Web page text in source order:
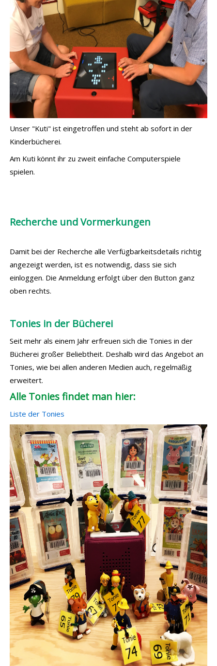
Unser "Kuti" ist eingetroffen und steht ab sofort in der
Kinderbücherei.
Am Kuti könnt ihr zu zweit einfache Computerspiele
spielen.
Recherche und Vormerkungen
Damit bei der Recherche alle Verfügbarkeitsdetails richtig
angezeigt werden, ist es notwendig, dass sie sich
einloggen. Die Anmeldung erfolgt über den Button ganz
oben rechts.
Tonies in der Bücherei
Seit mehr als einem Jahr erfreuen sich die Tonies in der
Bücherei großer Beliebtheit. Deshalb wird das Angebot an
Tonies, wie bei allen anderen Medien auch, regelmäßig
erweitert.
Alle Tonies findet man hier:
Liste der Tonies